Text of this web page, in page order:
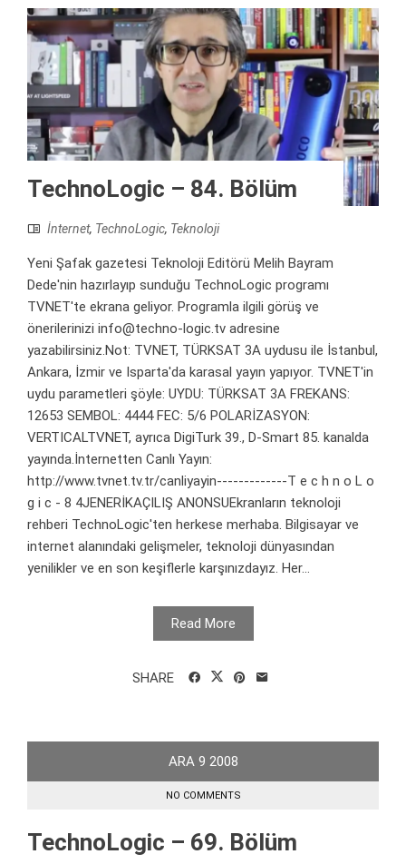
TechnoLogic – 84. Bölüm
İnternet, TechnoLogic, Teknoloji
Yeni Şafak gazetesi Teknoloji Editörü Melih Bayram
Dede'nin hazırlayıp sunduğu TechnoLogic programı
TVNET'te ekrana geliyor. Programla ilgili görüş ve
önerilerinizi info@techno-logic.tv adresine
yazabilirsiniz.Not: TVNET, TÜRKSAT 3A uydusu ile İstanbul,
Ankara, İzmir ve Isparta'da karasal yayın yapıyor. TVNET'in
uydu parametleri şöyle: UYDU: TÜRKSAT 3A FREKANS:
12653 SEMBOL: 4444 FEC: 5/6 POLARİZASYON:
VERTICALTVNET, ayrıca DigiTurk 39., D-Smart 85. kanalda
yayında.İnternetten Canlı Yayın:
http://www.tvnet.tv.tr/canliyayin-------------T e c h n o L o
g i c - 8 4JENERİKAÇILIŞ ANONSUEkranların teknoloji
rehberi TechnoLogic'ten herkese merhaba. Bilgisayar ve
internet alanındaki gelişmeler, teknoloji dünyasından
yenilikler ve en son keşiflerle karşınızdayız. Her...
Read More
SHARE
ARA 9 2008
NO COMMENTS
TechnoLogic – 69. Bölüm